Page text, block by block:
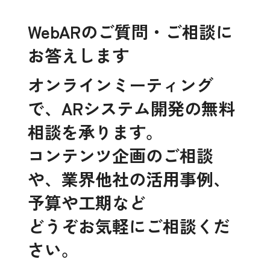
WebARのご質問・ご相談に
お答えします
オンラインミーティング
で、ARシステム開発の無料
相談を承ります。
コンテンツ企画のご相談
や、業界他社の活用事例、
予算や工期など
どうぞお気軽にご相談くだ
さい。